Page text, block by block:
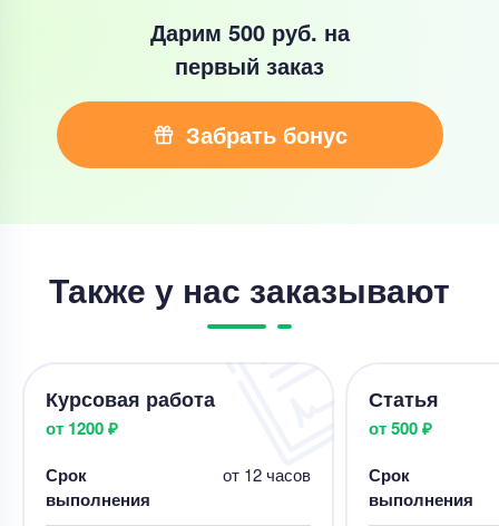
Дарим 500 руб. на
первый заказ
Забрать бонус
Также у нас заказывают
Курсовая работа
от 1200 ₽
Срок
выполнения
от 12 часов
Статья
от 500 ₽
Срок
выполнения